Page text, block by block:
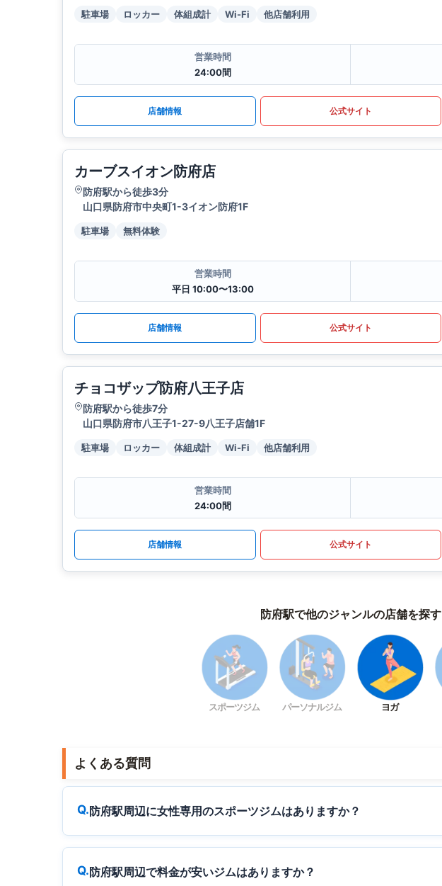
駐車場 ロッカー 体組成計 Wi-Fi 他店舗利用
営業時間
24:00間
店舗情報 公式サイト
カーブスイオン防府店
防府駅から徒歩3分
山口県防府市中央町1-3イオン防府1F
駐車場 無料体験
営業時間
平日 10:00〜13:00
店舗情報 公式サイト
チョコザップ防府八王子店
防府駅から徒歩7分
山口県防府市八王子1-27-9八王子店舗1F
駐車場 ロッカー 体組成計 Wi-Fi 他店舗利用
営業時間
24:00間
店舗情報 公式サイト
防府駅で他のジャンルの店舗を探す
スポーツジム パーソナルジム ヨガ
よくある質問
防府駅周辺に女性専用のスポーツジムはありますか？
防府駅周辺で料金が安いジムはありますか？